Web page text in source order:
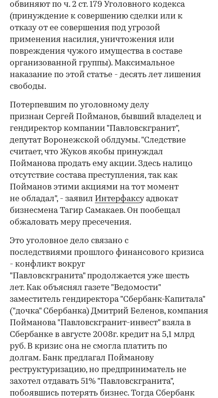
обвиняют по ч. 2 ст. 179 Уголовного кодекса
(принуждение к совершению сделки или к
отказу от ее совершения под угрозой
применения насилия, уничтожения или
повреждения чужого имущества в составе
организованной группы). Максимальное
наказание по этой статье - десять лет лишения
свободы.
Потерпевшим по уголовному делу
признан Сергей Пойманов, бывший владелец и
гендиректор компании "Павловскгранит",
депутат Воронежской облдумы. "Следствие
считает, что Жуков якобы принуждал
Пойманова продать ему акции. Здесь налицо
отсутствие состава преступления, так как
Пойманов этими акциями на тот момент
не обладал", - заявил Интерфаксу адвокат
бизнесмена Тагир Самакаев. Он пообещал
обжаловать меру пресечения.
Это уголовное дело связано с
последствиями прошлого финансового кризиса
- конфликт вокруг
"Павловскгранита" продолжается уже шесть
лет. Как объяснял газете "Ведомости"
заместитель гендиректора "Сбербанк-Капитала"
("дочка" Сбербанка) Дмитрий Беленов, компания
Пойманова "Павловскгранит-инвест" взяла в
Сбербанке в августе 2008г. кредит на 5,1 млрд
руб. В кризис она не смогла платить по
долгам. Банк предлагал Пойманову
реструктуризацию, но предприниматель не
захотел отдавать 51% "Павловскгранита",
побоявшись потерять бизнес. Тогда Сбербанк